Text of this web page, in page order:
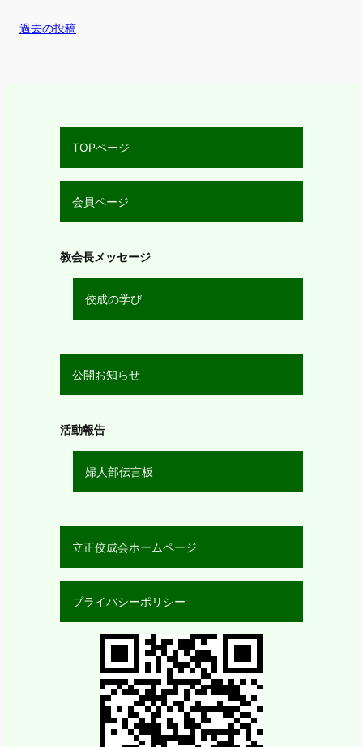
過去の投稿
TOPページ
会員ページ
教会長メッセージ
佼成の学び
公開お知らせ
活動報告
婦人部伝言板
立正佼成会ホームページ
プライバシーポリシー